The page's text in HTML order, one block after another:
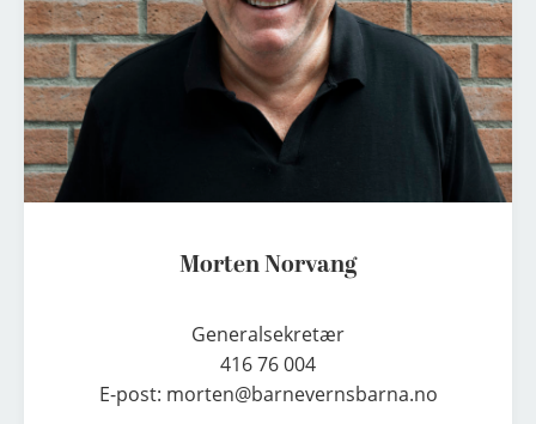
Morten Norvang
Generalsekretær
416 76 004
E-post: morten@barnevernsbarna.no
N
o
r
v
a
n
g